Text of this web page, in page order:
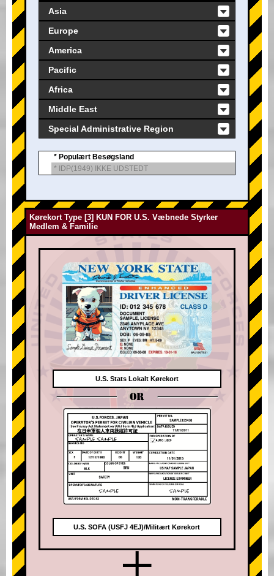
Asia
Europe
America
Pacific
Africa
Middle East
Special Administrative Region
* Populært Besøgsland
* IDP(1949) IKKE UDSTEDT
Kørekort Type [3] KUN FOR U.S. Væbnede Styrker
Medlem & Familie
U.S. Stats Lokalt Kørekort
OR
U.S. SOFA (USFJ 4EJ)/Militært Kørekort